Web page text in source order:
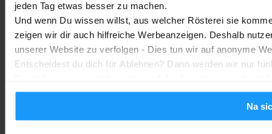
jeden Tag etwas besser zu machen.
Und wenn Du wissen willst, aus welcher Rösterei sie
zeigen wir dir auch hilfreiche Werbeanzeigen. Deshalb
unserer Website zu verfolgen - Dies tun wir auf anonyme
Entscheidest du dich für Ablehnen? Dann werden wir nur
Na
Google Home Marc - 4. August 2026
Rauchmelder Test 2026: Die besten smarten Modelle für Dein
Zuhause
Sony WH-CH730N geleakt: Alles zu Sonys neuen Budget-